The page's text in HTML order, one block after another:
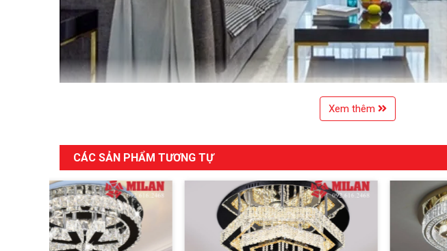
Xem thêm
CÁC SẢN PHẨM TƯƠNG TỰ